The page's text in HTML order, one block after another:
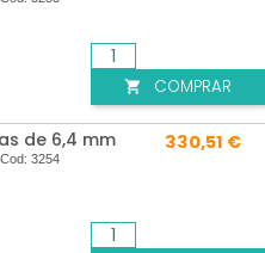
 COMPRAR
de 6,4 mm
Cod: 3254
330,51 €